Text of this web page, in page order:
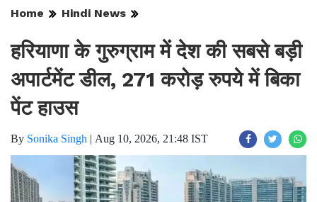
Home Hindi News
हरियाणा के गुरुग्राम में देश की सबसे बड़ी
अपार्टमेंट डील, 271 करोड़ रुपये में बिका
पेंट हाउस
By Sonika Singh | Aug 10, 2026, 21:48 IST